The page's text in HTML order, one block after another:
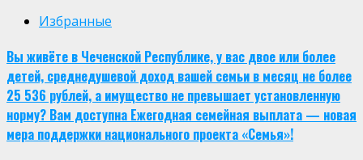
Избранные
Вы живёте в Чеченской Республике, у вас двое или более
детей, среднедушевой доход вашей семьи в месяц не более
25 536 рублей, а имущество не превышает установленную
норму? Вам доступна Ежегодная семейная выплата — новая
мера поддержки национального проекта «Семья»!